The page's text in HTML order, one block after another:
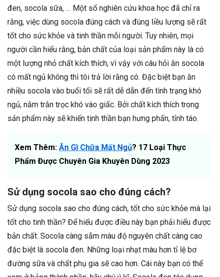
đen, socola sữa, … Một số nghiên cứu khoa học đã chỉ ra
rằng, việc dùng socola đúng cách và đúng liều lượng sẽ rất
tốt cho sức khỏe và tinh thần mỗi người. Tuy nhiên, mọi
người cần hiểu rằng, bản chất của loại sản phẩm này là có
một lượng nhỏ chất kích thích, vì vậy với câu hỏi ăn socola
có mất ngủ không thì tôi trả lời rằng có. Đặc biệt bạn ăn
nhiều socola vào buổi tối sẽ rất dễ dẫn đến tình trạng khó
ngủ, nằm trằn trọc khó vào giấc. Bởi chất kích thích trong
sản phẩm này sẽ khiến tinh thần bạn hưng phấn, tỉnh táo.
Xem Thêm: Ăn Gì Chữa Mất Ngủ? 17 Loại Thực
Phẩm Được Chuyên Gia Khuyên Dùng 2023
Sử dụng socola sao cho đúng cách?
Sử dụng socola sao cho đúng cách, tốt cho sức khỏe mà lại
tốt cho tinh thần? Để hiểu được điều này bạn phải hiểu được
bản chất: Socola càng sẫm màu độ nguyên chất càng cao
đặc biệt là socola đen. Những loại nhạt màu hơn tỉ lệ bơ
đường sữa và chất phụ gia sẽ cao hơn. Cái này bạn có thể